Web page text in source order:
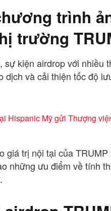
trình
trường
kiện airdrop với nhiều
dịch và cải thiện tốc độ
Hispanic Mỹ gửi Thượng
giá trị nội tại của
những ưu điểm về tính